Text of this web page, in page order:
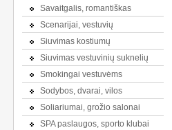
Savaitgalis, romantiškas
Scenarijai, vestuvių
Siuvimas kostiumų
Siuvimas vestuvinių suknelių
Smokingai vestuvėms
Sodybos, dvarai, vilos
Soliariumai, grožio salonai
SPA paslaugos, sporto klubai